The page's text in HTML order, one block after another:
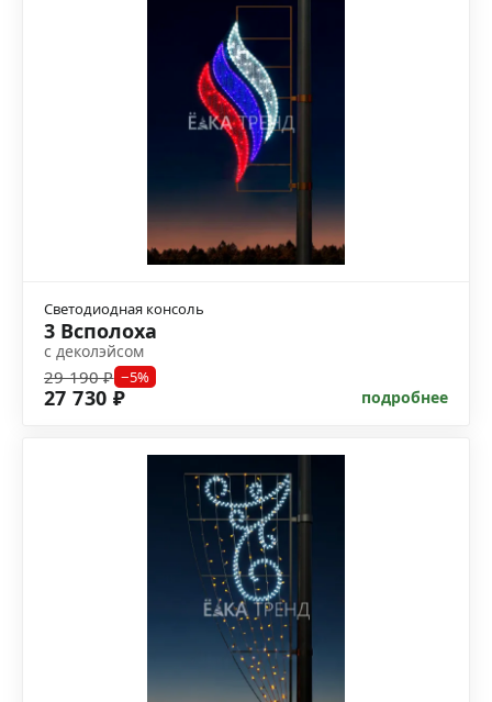
Светодиодная консоль
3 Всполоха
с деколэйсом
29 190 ₽ −5%
27 730 ₽ подробнее